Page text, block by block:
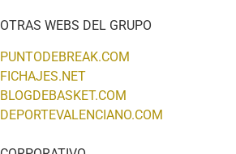
OTRAS WEBS DEL GRUPO
PUNTODEBREAK.COM
FICHAJES.NET
BLOGDEBASKET.COM
DEPORTEVALENCIANO.COM